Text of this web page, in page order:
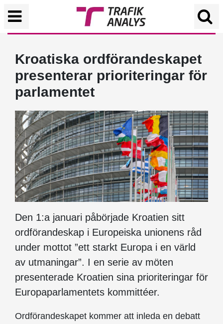
Kroatiska ordförandeskapet
presenterar prioriteringar för
parlamentet
Den 1:a januari påbörjade Kroatien sitt
ordförandeskap i Europeiska unionens råd
under mottot ”ett starkt Europa i en värld
av utmaningar”. I en serie av möten
presenterade Kroatien sina prioriteringar för
Europaparlamentets kommittéer.
Ordförandeskapet kommer att inleda en debatt